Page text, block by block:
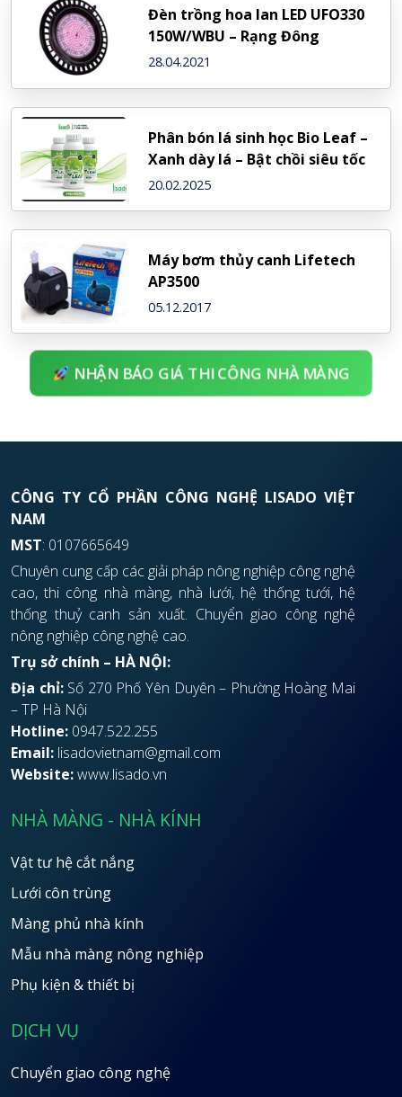
Đèn trồng hoa lan LED UFO330
150W/WBU – Rạng Đông
28.04.2021
Phân bón lá sinh học Bio Leaf –
Xanh dày lá – Bật chồi siêu tốc
20.02.2025
Máy bơm thủy canh Lifetech
AP3500
05.12.2017
NHẬN BÁO GIÁ THI CÔNG NHÀ MÀNG
CÔNG TY CỔ PHẦN CÔNG NGHỆ LISADO VIỆT
NAM
MST: 0107665649
Chuyên cung cấp các giải pháp nông nghiệp công nghệ
cao, thi công nhà màng, nhà lưới, hệ thống tưới, hệ
thống thuỷ canh sản xuất. Chuyển giao công nghệ
nông nghiệp công nghệ cao.
Trụ sở chính – HÀ NỘI:
Địa chỉ:Số 270 Phố Yên Duyên – Phường Hoàng Mai
– TP Hà Nội
Hotline: 0947.522.255
Email: lisadovietnam@gmail.com
Website:www.lisado.vn
NHÀ MÀNG - NHÀ KÍNH
Vật tư hệ cắt nắng
Lưới côn trùng
Màng phủ nhà kính
Mẫu nhà màng nông nghiệp
Phụ kiện & thiết bị
DỊCH VỤ
Chuyển giao công nghệ